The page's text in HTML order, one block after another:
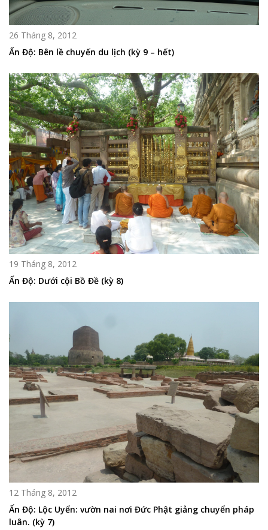
26 Tháng 8, 2012
Ấn Độ: Bên lề chuyến du lịch (kỳ 9 – hết)
19 Tháng 8, 2012
Ấn Độ: Dưới cội Bồ Đề (kỳ 8)
12 Tháng 8, 2012
Ấn Độ: Lộc Uyển: vườn nai nơi Đức Phật giảng chuyển pháp
luân. (kỳ 7)